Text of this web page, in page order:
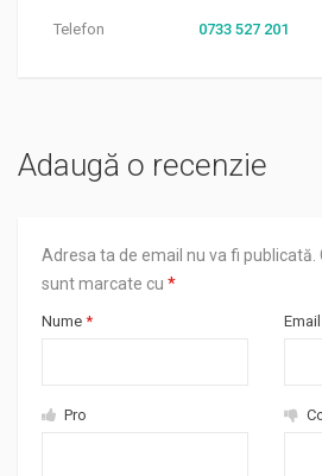
Telefon 0733 527 201
Adaugă o recenzie
Adresa ta de email nu va fi publicată.
sunt marcate cu *
Nume * Email
Pro